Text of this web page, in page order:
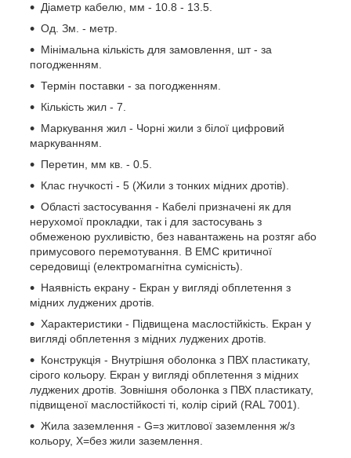
Діаметр кабелю, мм - 10.8 - 13.5.
Од. Зм. - метр.
Мінімальна кількість для замовлення, шт - за
погодженням.
Термін поставки - за погодженням.
Кількість жил - 7.
Маркування жил - Чорні жили з білої цифровий
маркуванням.
Перетин, мм кв. - 0.5.
Клас гнучкості - 5 (Жили з тонких мідних дротів).
Області застосування - Кабелі призначені як для
нерухомої прокладки, так і для застосувань з
обмеженою рухливістю, без навантажень на розтяг або
примусового перемотування. В ЕМС критичної
середовищі (електромагнітна сумісність).
Наявність екрану - Екран у вигляді обплетення з
мідних луджених дротів.
Характеристики - Підвищена маслостійкість. Екран у
вигляді обплетення з мідних луджених дротів.
Конструкція - Внутрішня оболонка з ПВХ пластикату,
сірого кольору. Екран у вигляді обплетення з мідних
луджених дротів. Зовнішня оболонка з ПВХ пластикату,
підвищеної маслостійкості ті, колір сірий (RAL 7001).
Жила заземлення - G=з житлової заземлення ж/з
кольору, Х=без жили заземлення.